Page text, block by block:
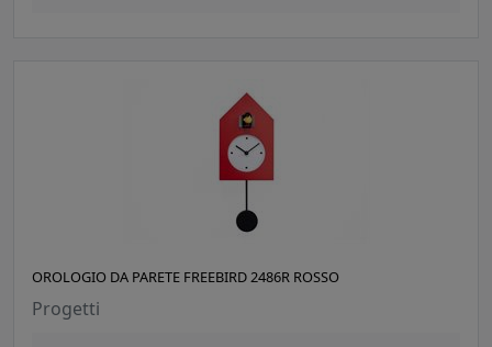
OROLOGIO DA PARETE FREEBIRD 2486R ROSSO
Progetti